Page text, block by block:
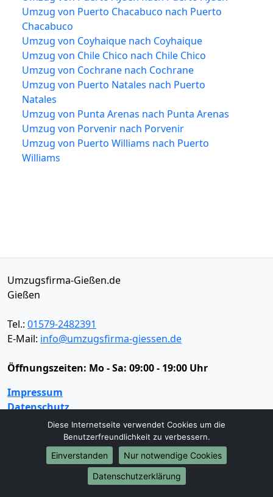
Umzug von Puerto Chacabuco nach Puerto
Chacabuco
Umzug von Coyhaique nach Coyhaique
Umzug von Chile Chico nach Chile Chico
Umzug von Cochrane nach Cochrane
Umzug von Puerto Natales nach Puerto
Natales
Umzug von Punta Arenas nach Punta Arenas
Umzug von Porvenir nach Porvenir
Umzug von Puerto Williams nach Puerto
Williams
Umzugsfirma-Gießen.de
Gießen
Tel.: 01579-2482391
E-Mail: info@umzugsfirma-giessen.de
Öffnungszeiten: Mo - Sa: 09:00 - 19:00 Uhr
Impressum
Datenschutz
Umzugsservice
Behördenumzug
Büroumzug
Firmenumzug
Laborumzug
Diese Internetseite verwendet Cookies um die
Benutzerfreundlichkeit zu verbessern.
Einverstanden
Nur notwendige Cookies
Datenschutzerklärung